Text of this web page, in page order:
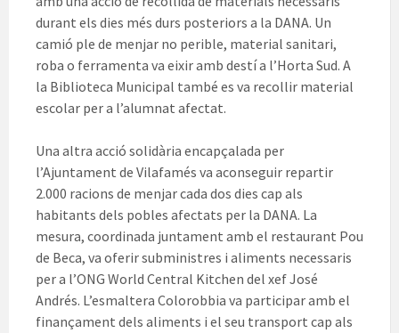
durant els dies més durs posteriors a la DANA. Un
camió ple de menjar no perible, material sanitari,
roba o ferramenta va eixir amb destí a l’Horta Sud. A
la Biblioteca Municipal també es va recollir material
escolar per a l’alumnat afectat.
Una altra acció solidària encapçalada per
l’Ajuntament de Vilafamés va aconseguir repartir
2.000 racions de menjar cada dos dies cap als
habitants dels pobles afectats per la DANA. La
mesura, coordinada juntament amb el restaurant Pou
de Beca, va oferir subministres i aliments necessaris
per a l’ONG World Central Kitchen del xef José
Andrés. L’esmaltera Colorobbia va participar amb el
finançament dels aliments i el seu transport cap als